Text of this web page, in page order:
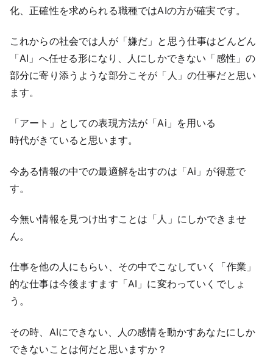
化、正確性を求められる職種ではAIの方が確実です。
これからの社会では人が「嫌だ」と思う仕事はどんどん
「AI」へ任せる形になり、人にしかできない「感性」の
部分に寄り添うような部分こそが「人」の仕事だと思い
ます。
「アート」としての表現方法が「Ai」を用いる
時代がきていると思います。
今ある情報の中での最適解を出すのは「Ai」が得意で
す。
今無い情報を見つけ出すことは「人」にしかできませ
ん。
仕事を他の人にもらい、その中でこなしていく「作業」
的な仕事は今後ますます「AI」に変わっていくでしょ
う。
その時、AIにできない、人の感情を動かすあなたにしか
できないことは何だと思いますか？